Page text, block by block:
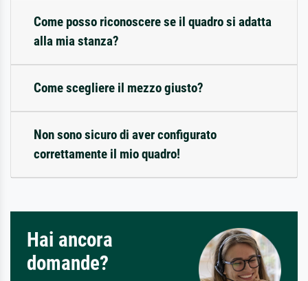
Come posso riconoscere se il quadro si adatta
alla mia stanza?
Come scegliere il mezzo giusto?
Non sono sicuro di aver configurato
correttamente il mio quadro!
Hai ancora
domande?